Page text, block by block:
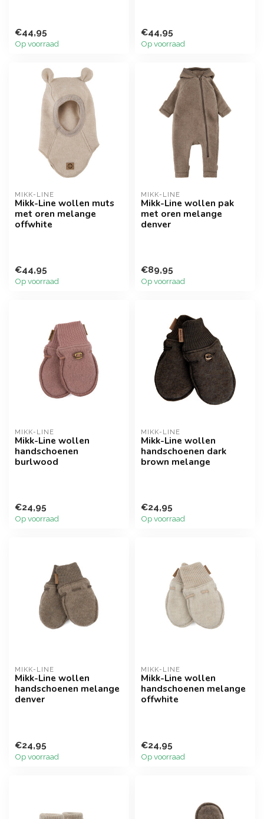
€44,95
Op voorraad
€44,95
Op voorraad
MIKK-LINE
Mikk-Line wollen muts
met oren melange
offwhite
€44,95
Op voorraad
MIKK-LINE
Mikk-Line wollen pak
met oren melange
denver
€89,95
Op voorraad
MIKK-LINE
Mikk-Line wollen
handschoenen
burlwood
€24,95
Op voorraad
MIKK-LINE
Mikk-Line wollen
handschoenen dark
brown melange
€24,95
Op voorraad
MIKK-LINE
Mikk-Line wollen
handschoenen melange
denver
€24,95
Op voorraad
MIKK-LINE
Mikk-Line wollen
handschoenen melange
offwhite
€24,95
Op voorraad